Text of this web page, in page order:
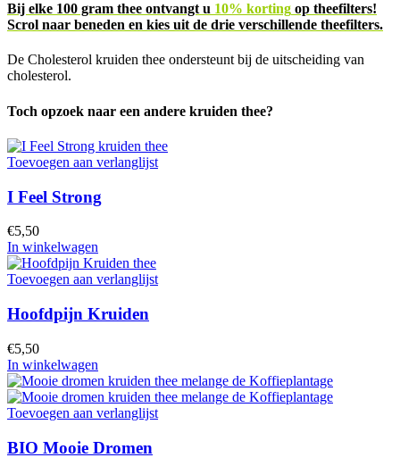
Bij elke 100 gram thee ontvangt u 10% korting op theefilters!
Scrol naar beneden en kies uit de drie verschillende theefilters.
De Cholesterol kruiden thee ondersteunt bij de uitscheiding van
cholesterol.
Toch opzoek naar een andere kruiden thee?
Toevoegen aan verlanglijst
I Feel Strong
€5,50
In winkelwagen
Toevoegen aan verlanglijst
Hoofdpijn Kruiden
€5,50
In winkelwagen
Toevoegen aan verlanglijst
BIO Mooie Dromen